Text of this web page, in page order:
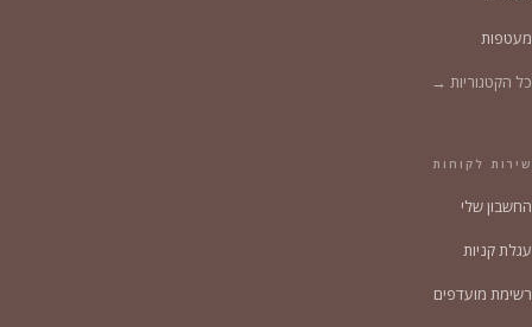
מעטפות
כל הקטגוריות →
שירות לקוחות
החשבון שלי
עגלת קניות
רשימת מועדפים